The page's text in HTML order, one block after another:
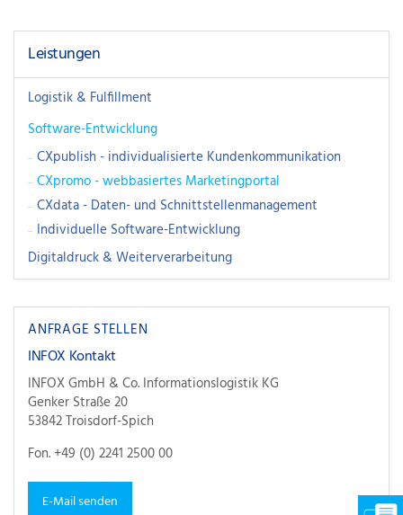
Leistungen
Logistik & Fulfillment
Software-Entwicklung
CXpublish - individualisierte Kundenkommunikation
CXpromo - webbasiertes Marketingportal
CXdata - Daten- und Schnittstellenmanagement
Individuelle Software-Entwicklung
Digitaldruck & Weiterverarbeitung
ANFRAGE STELLEN
INFOX Kontakt
INFOX GmbH & Co. Informationslogistik KG
Genker Straße 20
53842 Troisdorf-Spich
Fon. +49 (0) 2241 2500 00
E-Mail senden